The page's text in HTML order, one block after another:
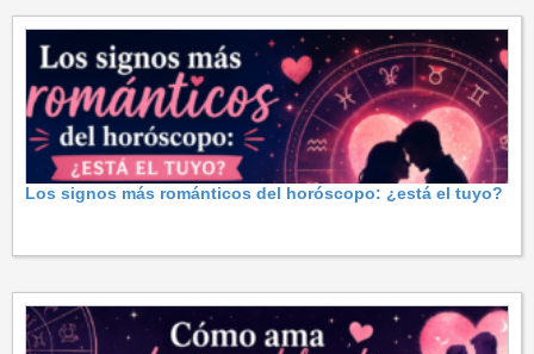
Los signos más románticos del horóscopo: ¿está el tuyo?